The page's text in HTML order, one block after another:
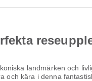
landmärken och
och kära i denna